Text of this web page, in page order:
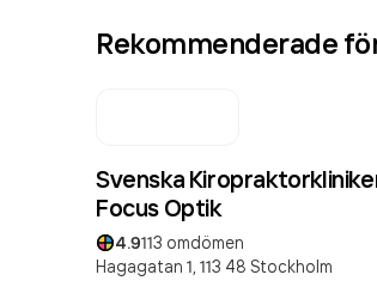
Rekommenderade
Svenska
Focus Optik
4.9113 omdömen
Hagagatan 1, 113 48 Stockholm